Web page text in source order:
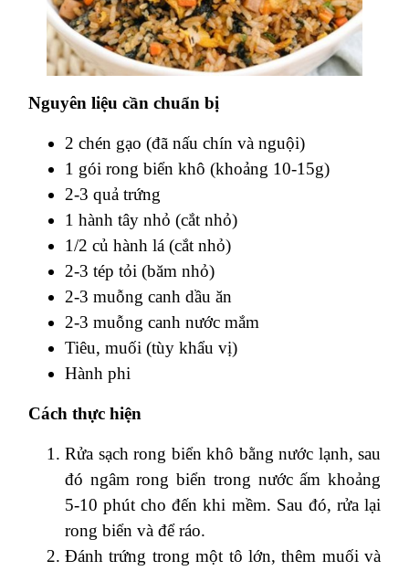
Nguyên liệu cần chuẩn bị
2 chén gạo (đã nấu chín và nguội)
1 gói rong biển khô (khoảng 10-15g)
2-3 quả trứng
1 hành tây nhỏ (cắt nhỏ)
1/2 củ hành lá (cắt nhỏ)
2-3 tép tỏi (băm nhỏ)
2-3 muỗng canh dầu ăn
2-3 muỗng canh nước mắm
Tiêu, muối (tùy khẩu vị)
Hành phi
Cách thực hiện
Rửa sạch rong biển khô bằng nước lạnh, sau
đó ngâm rong biển trong nước ấm khoảng
5-10 phút cho đến khi mềm. Sau đó, rửa lại
rong biển và để ráo.
Đánh trứng trong một tô lớn, thêm muối và